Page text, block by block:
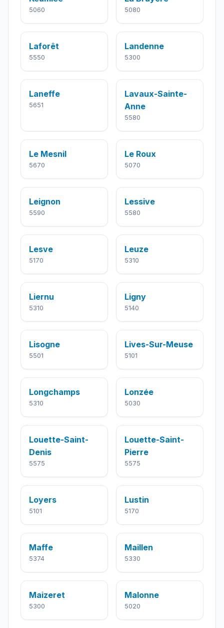
5060 5080
Laforêt
5550
Landenne
5300
Laneffe
5651
Lavaux-Sainte-
Anne
5580
Le Mesnil
5670
Le Roux
5070
Leignon
5590
Lessive
5580
Lesve
5170
Leuze
5310
Liernu
5310
Ligny
5140
Lisogne
5501
Lives-Sur-Meuse
5101
Longchamps
5310
Lonzée
5030
Louette-Saint-
Denis
5575
Louette-Saint-
Pierre
5575
Loyers
5101
Lustin
5170
Maffe
5374
Maillen
5330
Maizeret
5300
Malonne
5020